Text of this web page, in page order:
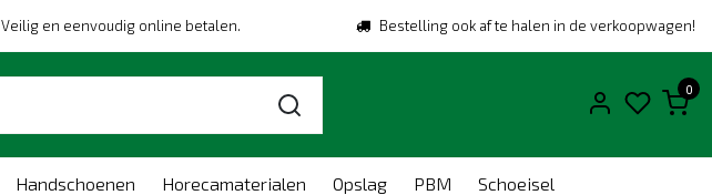
Veilig en eenvoudig online betalen. Bestelling ook af te halen in de verkoopwagen!
0
Handschoenen Horecamaterialen Opslag PBM Schoeisel